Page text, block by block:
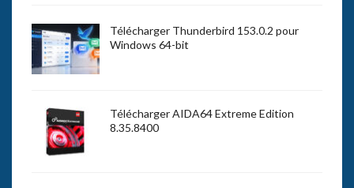
Télécharger Thunderbird 153.0.2 pour
Windows 64-bit
Télécharger AIDA64 Extreme Edition
8.35.8400